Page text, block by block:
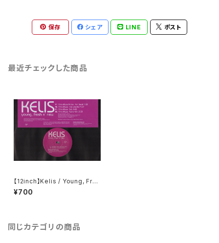
保存 シェア LINE ポスト
最近チェックした商品
【12inch】Kelis / Young, Fres
h N' New
¥700
同じカテゴリの商品